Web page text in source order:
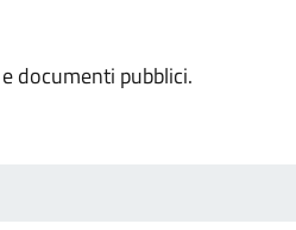
documenti pubblici.